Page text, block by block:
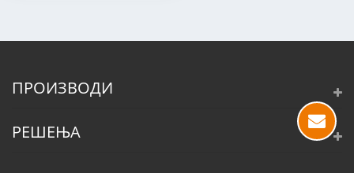
ПРОИЗВОДИ
РЕШЕЊА